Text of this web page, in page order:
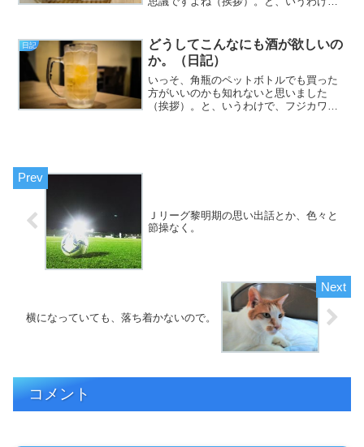
いほどにエンジェルナンバーを見るの
で、逆に疲れさえする月曜日、...
日記
どうしてこんなにも酒が欲しいの
か。（日記）
いっそ、角瓶のペットボトルでも買った
方がいいのかも知れないと思いました
（挨拶）。と、いうわけで、フジカワで
Ｊリーグ黎明期の思い出話とか、色々と
節操なく。
横になっていても、落ち着かないので。
コメント